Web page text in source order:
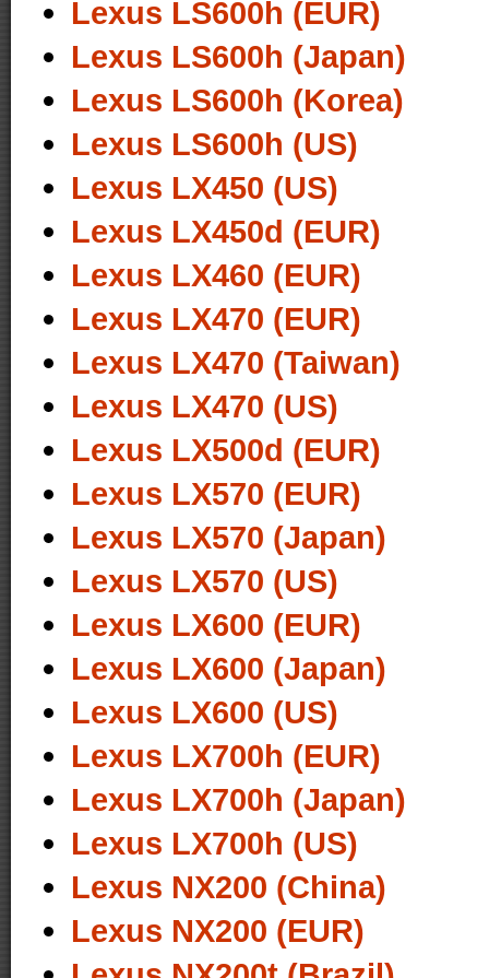
Lexus LS600h (EUR)
Lexus LS600h (Japan)
Lexus LS600h (Korea)
Lexus LS600h (US)
Lexus LX450 (US)
Lexus LX450d (EUR)
Lexus LX460 (EUR)
Lexus LX470 (EUR)
Lexus LX470 (Taiwan)
Lexus LX470 (US)
Lexus LX500d (EUR)
Lexus LX570 (EUR)
Lexus LX570 (Japan)
Lexus LX570 (US)
Lexus LX600 (EUR)
Lexus LX600 (Japan)
Lexus LX600 (US)
Lexus LX700h (EUR)
Lexus LX700h (Japan)
Lexus LX700h (US)
Lexus NX200 (China)
Lexus NX200 (EUR)